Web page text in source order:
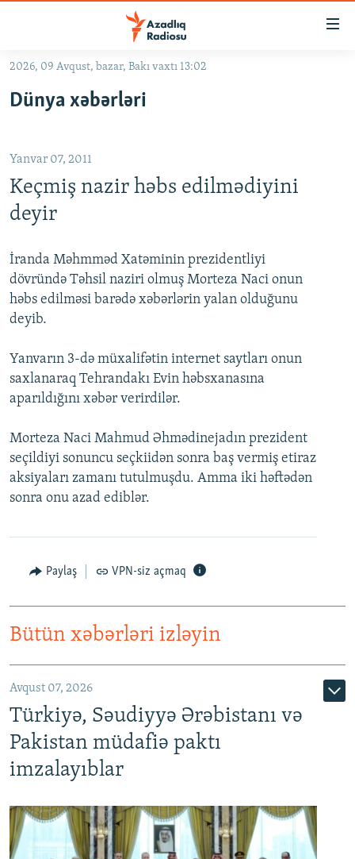
Əsas
qayıt
qayıt
Axtarışa
keç
#İZAHLA
FƏRQƏ BAX
QANUNI DOĞRU
ARAŞDIRMA
MULTIMEDIA
VIDEO
İNFOQRAFIKA
KARIKATURA
RADIO ARXIV
AZƏRBAYCAN ƏDƏBIYYATI KITABXANASI
İSLAM VƏ DEMOKRATIYA
MISSIYAMIZ
PEŞƏ ETIKASI VƏ JURNALISTIKA STANDARTLARIMIZ
AZADLIQRADIOSU MOBIL TELEFONUNUZDA
BIZIMLƏ ƏLAQƏ
BIZI IZLƏ
RFE/RL-in bütün saytları
2026, 09 Avqust, bazar, Bakı vaxtı 13:02
Dünya xəbərləri
Yanvar 07, 2011
Keçmiş nazir həbs edilmədiyini
deyir
İranda Məhmməd Xatəminin prezidentliyi
dövründə Təhsil naziri olmuş Morteza Naci onun
həbs edilməsi barədə xəbərlərin yalan olduğunu
deyib.
Yanvarın 3-də müxalifətin internet saytları onun
saxlanaraq Tehrandakı Evin həbsxanasına
aparıldığını xəbər verirdilər.
Morteza Naci Mahmud Əhmədinejadın prezident
seçildiyi sonuncu seçkiidən sonra baş vermiş etiraz
aksiyaları zamanı tutulmuşdu. Amma iki həftədən
sonra onu azad ediblər.
Paylaş VPN-siz açmaq
Bütün xəbərləri izləyin
Avqust 07, 2026
Türkiyə, Səudiyyə Ərəbistanı və
Pakistan müdafiə paktı
imzalayıblar